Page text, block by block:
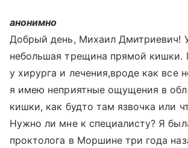
анонимно
Добрый день, Михаил Дмитриевич!
небольшая трещина прямой кишки.
у хирурга и лечения,вроде как все
я имею неприятные ощущения в
кишки, как будто там язвочка или
Нужно ли мне к специалисту? Я
проктолога в Моршине три года